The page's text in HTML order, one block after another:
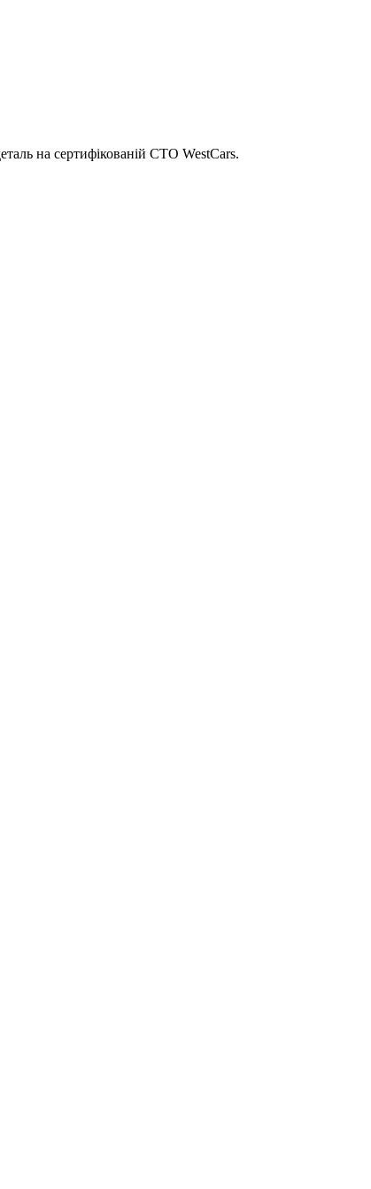
на сертифікованій СТО WestCars.